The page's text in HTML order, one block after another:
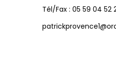
Tél/Fax : 05 59 04 52